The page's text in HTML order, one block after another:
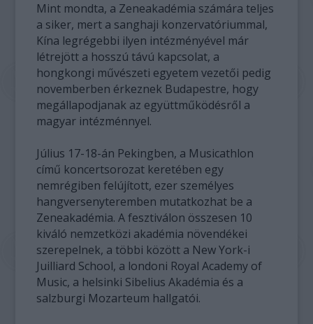
Mint mondta, a Zeneakadémia számára teljes
a siker, mert a sanghaji konzervatóriummal,
Kína legrégebbi ilyen intézményével már
létrejött a hosszú távú kapcsolat, a
hongkongi művészeti egyetem vezetői pedig
novemberben érkeznek Budapestre, hogy
megállapodjanak az együttműködésről a
magyar intézménnyel.
Július 17-18-án Pekingben, a Musicathlon
című koncertsorozat keretében egy
nemrégiben felújított, ezer személyes
hangversenyteremben mutatkozhat be a
Zeneakadémia. A fesztiválon összesen 10
kiváló nemzetközi akadémia növendékei
szerepelnek, a többi között a New York-i
Juilliard School, a londoni Royal Academy of
Music, a helsinki Sibelius Akadémia és a
salzburgi Mozarteum hallgatói.